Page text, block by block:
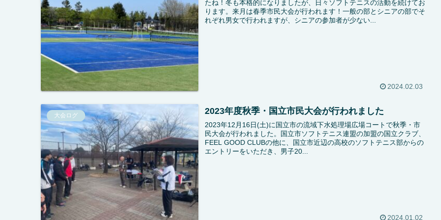
たね！冬も本格的になりましたが、日々ソフトテニスの活動を続けてお
ります。来月は春季市民大会が行われます！一般の部とシニアの部でそ
れぞれ男女で行われますが、シニアの参加者が少ない...
2024.02.03
大会ログ 2023年度秋季・国立市民大会が行われました
2023年12月16日(土)に国立市の流域下水処理場広場コートで秋季・市
民大会が行われました。国立市ソフトテニス連盟の加盟の国立クラブ、
FEEL GOOD CLUBの他に、国立市近辺の高校のソフトテニス部からの
エントリーをいただき、男子20...
2024.01.02